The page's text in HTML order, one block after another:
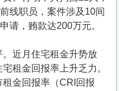
线职员，案件涉及10间
请，贿款达200万元。
。近月住宅租金升势放
租金回报率上升乏力。
金回报率（CRI回报